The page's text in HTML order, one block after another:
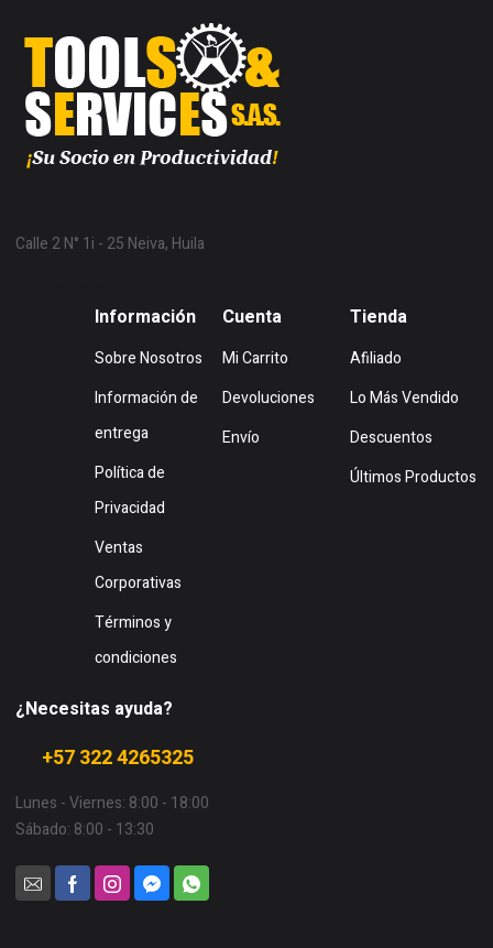
Calle 2 N° 1i - 25 Neiva, Huila
Información
Sobre Nosotros
Información de
entrega
Política de
Privacidad
Ventas
Corporativas
Términos y
condiciones
Cuenta
Mi Carrito
Devoluciones
Envío
Tienda
Afiliado
Lo Más Vendido
Descuentos
Últimos Productos
¿Necesitas ayuda?
+57 322 4265325
Lunes - Viernes: 8:00 - 18:00
Sábado: 8:00 - 13:30